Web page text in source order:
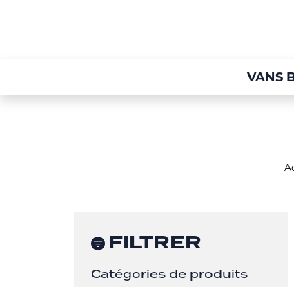
VANS
FILTRER
Catégories de produits